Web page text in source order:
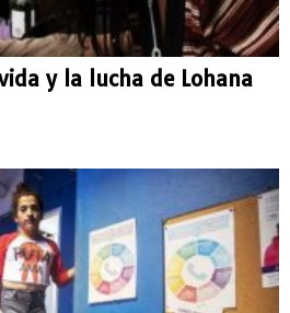
y la lucha de Lohana